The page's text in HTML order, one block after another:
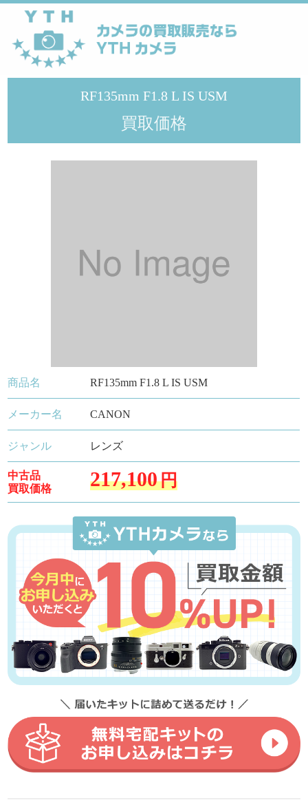
YTHカメラ >
RF135mm F1.8 L IS USM
買取価格
商品名 RF135mm F1.8 L IS USM
メーカー名 CANON
ジャンル レンズ
中古品
買取価格
217,100円